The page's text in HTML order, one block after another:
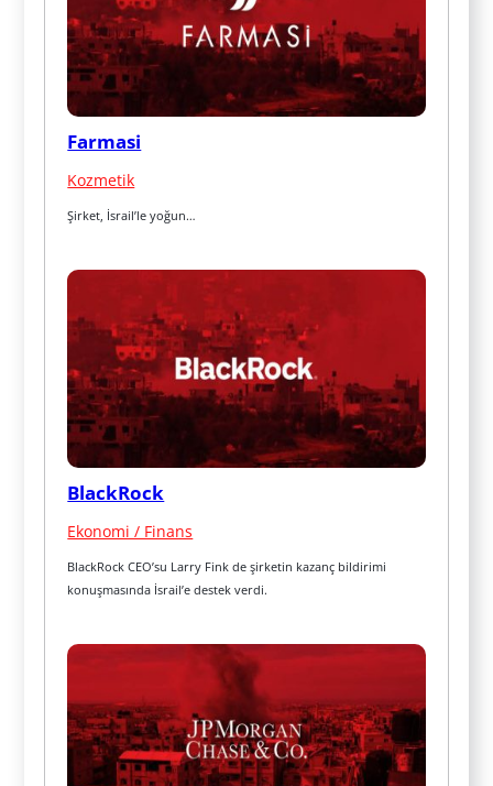
Farmasi
Kozmetik
Şirket, İsrail’le yoğun…
BlackRock
Ekonomi / Finans
BlackRock CEO’su Larry Fink de şirketin kazanç bildirimi
konuşmasında İsrail’e destek verdi.